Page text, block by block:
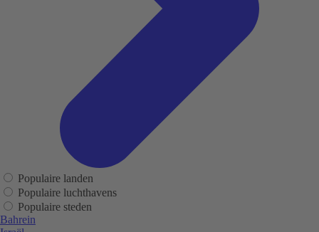
Populaire landen
Populaire luchthavens
Populaire steden
Bahrein